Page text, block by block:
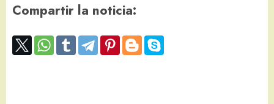
Compartir la noticia: